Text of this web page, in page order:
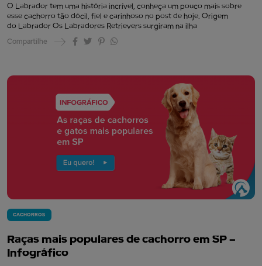
O Labrador tem uma história incrível, conheça um pouco mais sobre
esse cachorro tão dócil, fiel e carinhoso no post de hoje. Origem
do Labrador Os Labradores Retrievers surgiram na ilha
Compartilhe
CACHORROS
Raças mais populares de cachorro em SP –
Infográfico